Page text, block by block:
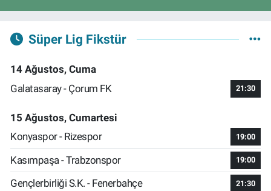
Süper Lig Fikstür
14 Ağustos, Cuma
Galatasaray - Çorum FK
21:30
15 Ağustos, Cumartesi
Konyaspor - Rizespor
19:00
Kasımpaşa - Trabzonspor 19:00
Gençlerbirliği S.K. - Fenerbahçe 21:30